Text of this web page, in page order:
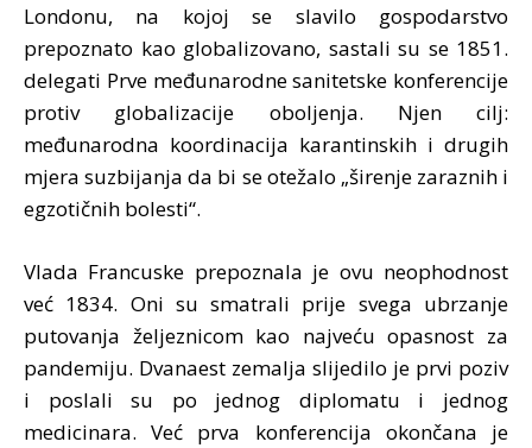
Londonu, na kojoj se slavilo gospodarstvo
prepoznato kao globalizovano, sastali su se 1851.
delegati Prve međunarodne sanitetske konferencije
protiv globalizacije oboljenja. Njen cilj:
međunarodna koordinacija karantinskih i drugih
mjera suzbijanja da bi se otežalo „širenje zaraznih i
egzotičnih bolesti“.
Vlada Francuske prepoznala je ovu neophodnost
već 1834. Oni su smatrali prije svega ubrzanje
putovanja željeznicom kao najveću opasnost za
pandemiju. Dvanaest zemalja slijedilo je prvi poziv
i poslali su po jednog diplomatu i jednog
medicinara. Već prva konferencija okončana je